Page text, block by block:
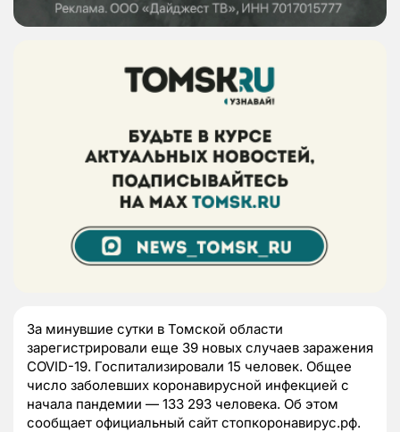
За минувшие сутки в Томской области
зарегистрировали еще 39 новых случаев заражения
COVID-19. Госпитализировали 15 человек. Общее
число заболевших коронавирусной инфекцией с
начала пандемии — 133 293 человека. Об этом
сообщает официальный сайт стопкоронавирус.рф.